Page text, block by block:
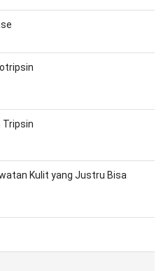
Tripsin
Kulit yang Justru Bisa